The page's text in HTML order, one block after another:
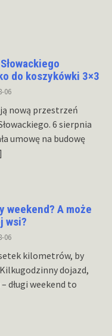
do koszykówki 3×3
06
nową przestrzeń
6 sierpnia
umowę na budowę
weekend? A może
wsi?
06
kilometrów, by
dojazd,
długi weekend to